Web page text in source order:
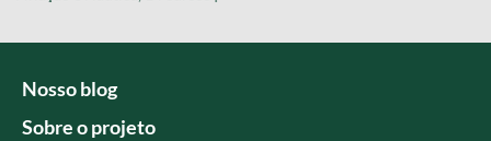
Nosso blog
Sobre o projeto